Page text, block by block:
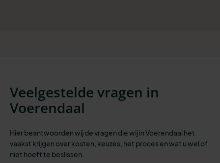
Veelgestelde vragen in
Voerendaal
Hier beantwoorden wij de vragen die wij in Voerendaal het
vaakst krijgen over kosten, keuzes, het proces en wat u wel of
niet hoeft te beslissen.